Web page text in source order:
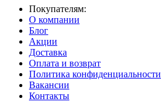
Покупателям:
О компании
Блог
Акции
Доставка
Оплата и возврат
Политика конфиденциальности
Вакансии
Контакты